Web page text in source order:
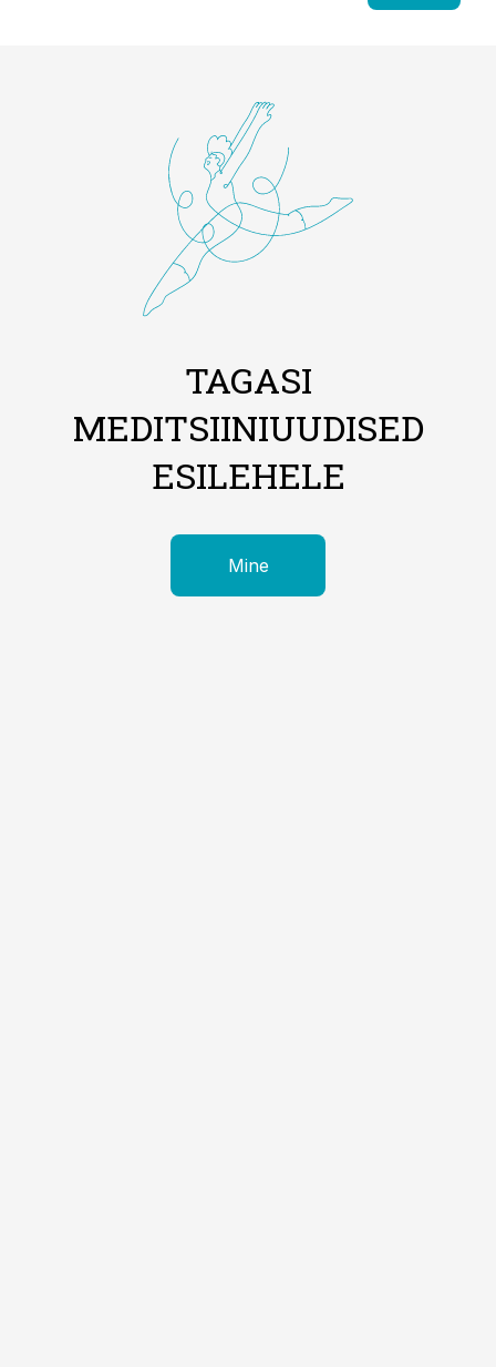
TAGASI
MEDITSIINIUUDISED
ESILEHELE
Mine